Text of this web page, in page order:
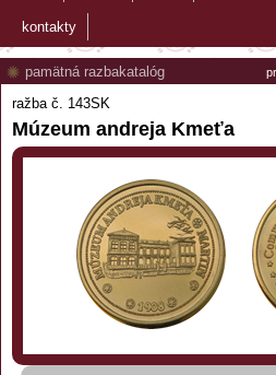
kontakty
pamätná razbakatalóg
ražba č. 143SK
Múzeum andreja Kmeťa